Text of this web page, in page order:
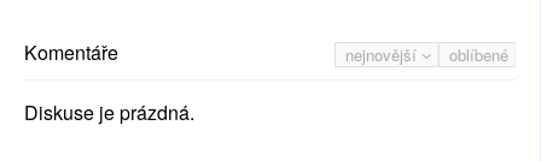
nejnovější oblíbené
Komentáře
Diskuse je prázdná.